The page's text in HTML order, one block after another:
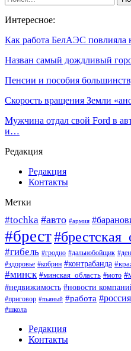
Интересное:
Как работа БелАЭС повлияла
Назван самый дождливый
Пенсии и пособия
Скорость вращения Земли
Мужчина отдал свой Ford в
и…
Редакция
Редакция
Контакты
Метки
#tochka #авто #армия
#брест
#гибель #гродно #дальнобойщик
#здоровье #кобрин #контрабанда
#минск #минская_область #мото
#недвижимость #новости
#приговор #пьяный #работа #россия
#школа
Редакция
Контакты